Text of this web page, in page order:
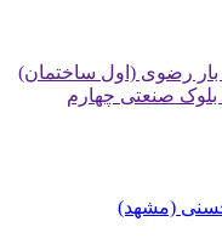
بار رضوی (اول ساختمان)
(مشهد)